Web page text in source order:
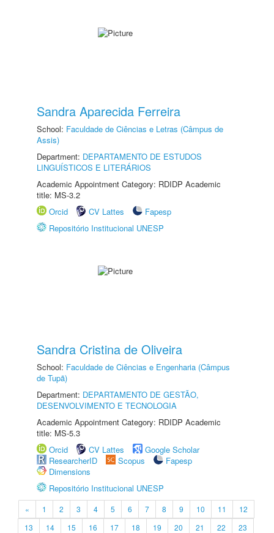
Sandra Aparecida Ferreira
School: Faculdade de Ciências e Letras (Câmpus de
Assis)
Department: DEPARTAMENTO DE ESTUDOS
LINGUÍSTICOS E LITERÁRIOS
Academic Appointment Category: RDIDP Academic
title: MS-3.2
Orcid
CV Lattes
Fapesp
Repositório Institucional UNESP
Sandra Cristina de Oliveira
School: Faculdade de Ciências e Engenharia (Câmpus
de Tupã)
Department: DEPARTAMENTO DE GESTÃO,
DESENVOLVIMENTO E TECNOLOGIA
Academic Appointment Category: RDIDP Academic
title: MS-5.3
Orcid
CV Lattes
Google Scholar
ResearcherID
Scopus
Fapesp
Dimensions
Repositório Institucional UNESP
« 1 2 3 4 5 6 7 8 9 10 11
12
13
14 15 16 17 18 19 20 21 22
23